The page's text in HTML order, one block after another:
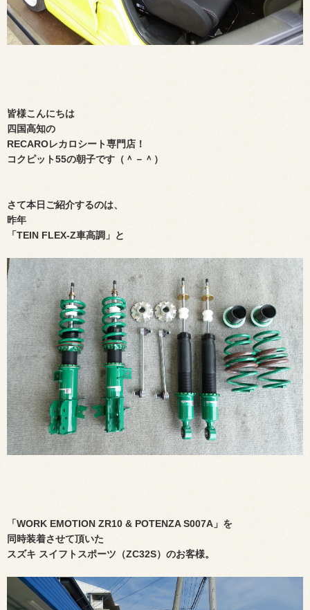
皆様こんにちは
四国高知の
RECAROレカロシート専門店！
コクピット55の朝子です（＾－＾）
さて本日ご紹介するのは、
昨年
「TEIN FLEX-Z車高調」と
「WORK EMOTION ZR10 & POTENZA S007A」を
同時装着させて頂いた
スズキ スイフトスポーツ（ZC32S）のお客様。